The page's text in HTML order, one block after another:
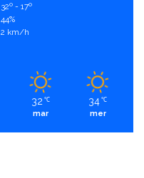
32º - 17º
44%
2 km/h
32 ℃
mar
34 ℃
mer